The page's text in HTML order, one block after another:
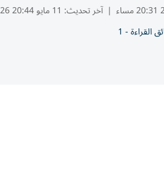
| آخر تحديث: 11 مايو 20:44 2026
القراءة - 1